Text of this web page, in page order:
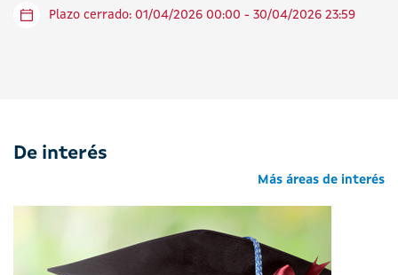
Plazo cerrado: 01/04/2026 00:00 - 30/04/2026 23:59
De interés
Más áreas de interés